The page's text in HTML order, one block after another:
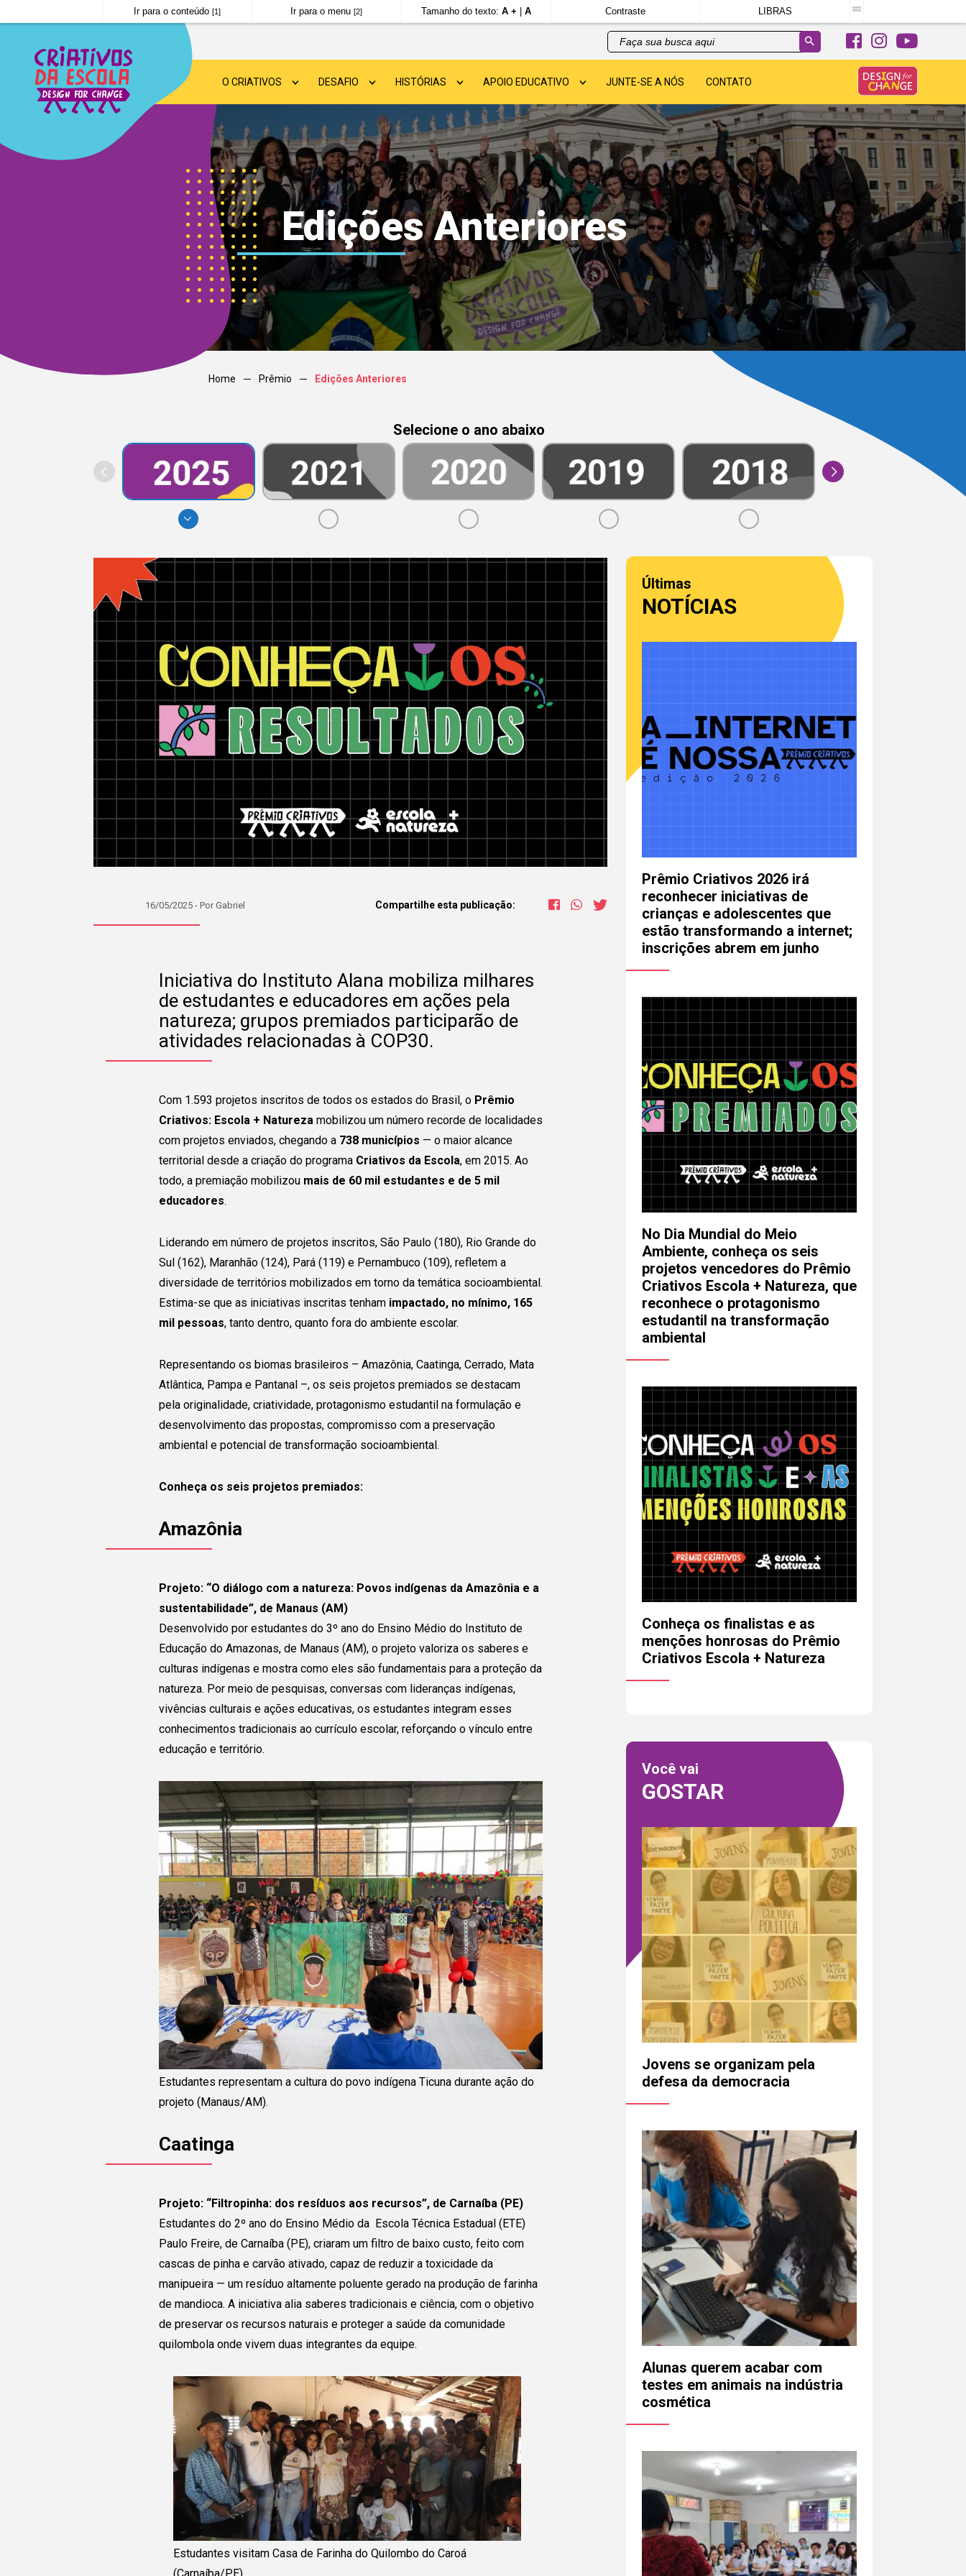
Ir para o conteúdo[1] Ir para o menu[2] Tamanho do texto: A + | A Contraste LIBRAS
O CRIATIVOS
SOBRE O CRIATIVOS
DESIGN FOR CHANGE
NOTÍCIAS
PERGUNTAS FREQUENTES
POLÍTICA DE PRIVACIDADE
DESAFIO
A PREMIAÇÃO
REGULAMENTO
DÚVIDAS SOBRE O DESAFIO
EDIÇÕES ANTERIORES
GRUPOS PREMIADOS
HISTÓRIAS
HISTÓRIAS EM DESTAQUE
BANCO DE PROJETOS
LIGA CRIATIVOS DA ESCOLA
APOIO EDUCATIVO
PARA COMEÇAR UM PROJETO
CURSOS
JUNTE-SE A NÓS CONTATO
Edições Anteriores
Home Prêmio Edições Anteriores
Selecione o ano abaixo
16/05/2025 - Por Gabriel Compartilhe esta publicação:
Iniciativa do Instituto Alana mobiliza milhares
de estudantes e educadores em ações pela
natureza; grupos premiados participarão de
atividades relacionadas à COP30.
Com 1.593 projetos inscritos de todos os estados do Brasil, o Prêmio
Criativos: Escola + Natureza mobilizou um número recorde de localidades
com projetos enviados, chegando a 738 municípios — o maior alcance
territorial desde a criação do programa Criativos da Escola, em 2015. Ao
todo, a premiação mobilizou mais de 60 mil estudantes e de 5 mil
educadores.
Liderando em número de projetos inscritos, São Paulo (180), Rio Grande do
Sul (162), Maranhão (124), Pará (119) e Pernambuco (109), refletem a
diversidade de territórios mobilizados em torno da temática socioambiental.
Estima-se que as iniciativas inscritas tenham impactado, no mínimo, 165
mil pessoas, tanto dentro, quanto fora do ambiente escolar.
Representando os biomas brasileiros – Amazônia, Caatinga, Cerrado, Mata
Atlântica, Pampa e Pantanal –, os seis projetos premiados se destacam
pela originalidade, criatividade, protagonismo estudantil na formulação e
desenvolvimento das propostas, compromisso com a preservação
ambiental e potencial de transformação socioambiental.
Conheça os seis projetos premiados:
Amazônia
Projeto: “O diálogo com a natureza: Povos indígenas da Amazônia e a
sustentabilidade”, de Manaus (AM)
Desenvolvido por estudantes do 3º ano do Ensino Médio do Instituto de
Educação do Amazonas, de Manaus (AM), o projeto valoriza os saberes e
culturas indígenas e mostra como eles são fundamentais para a proteção da
natureza. Por meio de pesquisas, conversas com lideranças indígenas,
vivências culturais e ações educativas, os estudantes integram esses
conhecimentos tradicionais ao currículo escolar, reforçando o vínculo entre
educação e território.
Estudantes representam a cultura do povo indígena Ticuna durante ação do
projeto (Manaus/AM).
Caatinga
Projeto: “Filtropinha: dos resíduos aos recursos”, de Carnaíba (PE)
Estudantes do 2º ano do Ensino Médio da Escola Técnica Estadual (ETE)
Paulo Freire, de Carnaíba (PE), criaram um filtro de baixo custo, feito com
cascas de pinha e carvão ativado, capaz de reduzir a toxicidade da
manipueira — um resíduo altamente poluente gerado na produção de farinha
de mandioca. A iniciativa alia saberes tradicionais e ciência, com o objetivo
de preservar os recursos naturais e proteger a saúde da comunidade
quilombola onde vivem duas integrantes da equipe.
Estudantes visitam Casa de Farinha do Quilombo do Caroá
Últimas
NOTÍCIAS
Prêmio Criativos 2026 irá
reconhecer iniciativas de
crianças e adolescentes que
estão transformando a internet;
inscrições abrem em junho
No Dia Mundial do Meio
Ambiente, conheça os seis
projetos vencedores do Prêmio
Criativos Escola + Natureza, que
reconhece o protagonismo
estudantil na transformação
ambiental
Conheça os finalistas e as
menções honrosas do Prêmio
Criativos Escola + Natureza
Você vai
GOSTAR
Jovens se organizam pela
defesa da democracia
Alunas querem acabar com
testes em animais na indústria
cosmética
Conecte-se
com o grupo!
ampliar a transformação que já
está sendo realizada por
estudantes de todo o país!
Preencha as informações abaixo e
permita que o grupo possa entrar
em contato com você! Caso o
grupo tenha interesse,
vai ter
acesso a seu contato para que
Eu Gostaria de:
E-mail
Estado Cidade
Escola/ Organização (opcional)
Autorizo o envio de minhas informações para a pessoa responsável pela
inscrição do projeto e compreendo que o Criativos não possui responsabilidade
Enviar